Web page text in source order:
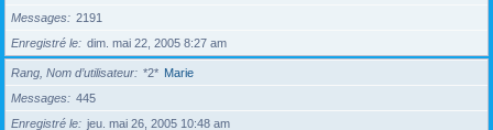
Messages
2191
Enregistré le
dim. mai 22, 2005 8:27 am
Rang, Nom d’utilisateur *2* Marie
Messages
445
Enregistré le
jeu. mai 26, 2005 10:48 am